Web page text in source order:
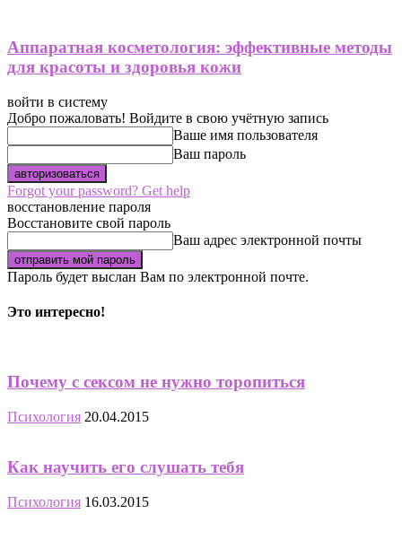
Аппаратная косметология: эффективные методы
для красоты и здоровья кожи
войти в систему
Добро пожаловать! Войдите в свою учётную запись
Ваше имя пользователя
Ваш пароль
Forgot your password? Get help
восстановление пароля
Восстановите свой пароль
Ваш адрес электронной почты
Пароль будет выслан Вам по электронной почте.
Это интересно!
Почему с сексом не нужно торопиться
Психология 20.04.2015
Как научить его слушать тебя
Психология 16.03.2015